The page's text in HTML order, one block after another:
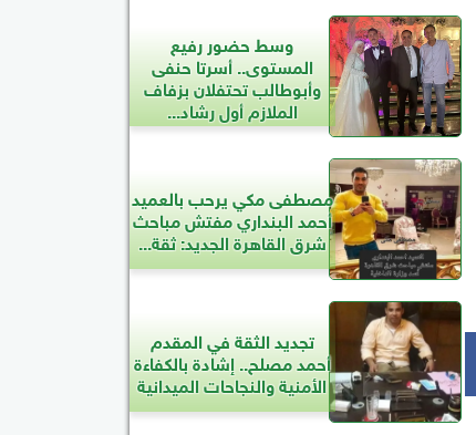
وسط حضور رفيع
المستوى.. أسرتا حنفى
وأبوطالب تحتفلان بزفاف
الملازم أول رشاد...
مصطفى مكي يرحب بالعميد
أحمد البنداري مفتش مباحث
شرق القاهرة الجديد: ثقة...
تجديد الثقة في المقدم
أحمد مصلح.. إشادة بالكفاءة
الأمنية والنجاحات الميدانية